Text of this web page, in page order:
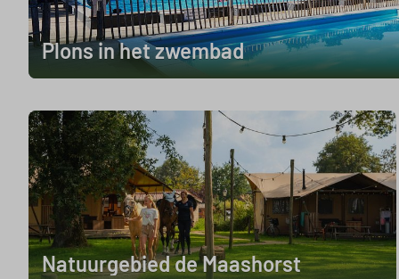
Plons in het zwembad
Natuurgebied de Maashorst